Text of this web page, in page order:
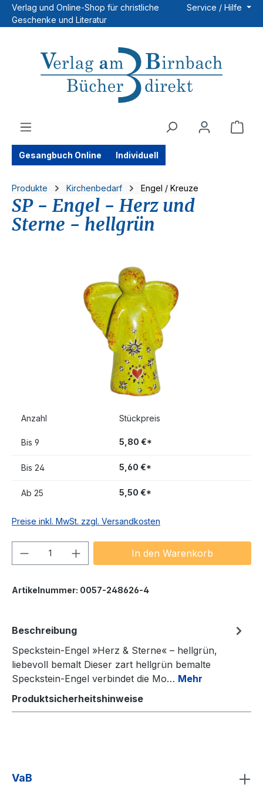
Zum Hauptinhalt springen
Verlag und Online-Shop für christliche
Geschenke und Literatur
Service / Hilfe
Gesangbuch Online Individuell
Produkte Kirchenbedarf Engel / Kreuze
SP - Engel - Herz und
Sterne - hellgrün
Anzahl Stückpreis
Bis 9 5,80 €*
Bis 24 5,60 €*
Ab 25 5,50 €*
Preise inkl. MwSt. zzgl. Versandkosten
Produkt Anzahl: Gib denIn den Warenkorb
Artikelnummer: 0057-248626-4
Beschreibung
Speckstein-Engel »Herz & Sterne« – hellgrün,
liebevoll bemalt Dieser zart hellgrün bemalte
Speckstein-Engel verbindet die Mo… Mehr
Produktsicherheitshinweise
VaB